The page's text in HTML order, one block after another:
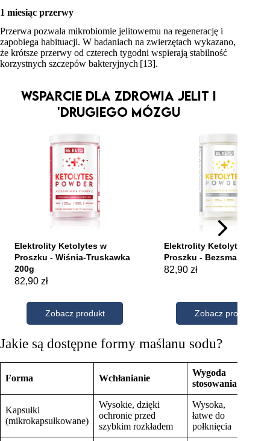
1 miesiąc przerwy
Przerwa pozwala mikrobiomie jelitowemu na regenerację i
zapobiega habituacji. W badaniach na zwierzętach wykazano,
że krótsze przerwy od czterech tygodni wspierają stabilność
korzystnych szczepów bakteryjnych [13].
WSPARCIE DLA ZDROWIA JELIT I
'DRUGIEGO MÓZGU
Jakie są dostępne formy maślanu sodu?
Forma Wchłanianie
Wygoda
stosowania
Kapsułki
(mikrokapsułkowane)
Wysokie, dzięki
ochronie przed
szybkim rozkładem
Wysoka,
łatwe do
połknięcia